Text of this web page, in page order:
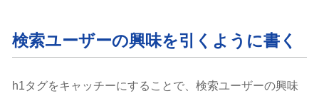
検索ユーザーの興味を引くように書く
h1タグをキャッチーにすることで、検索ユーザーの興味